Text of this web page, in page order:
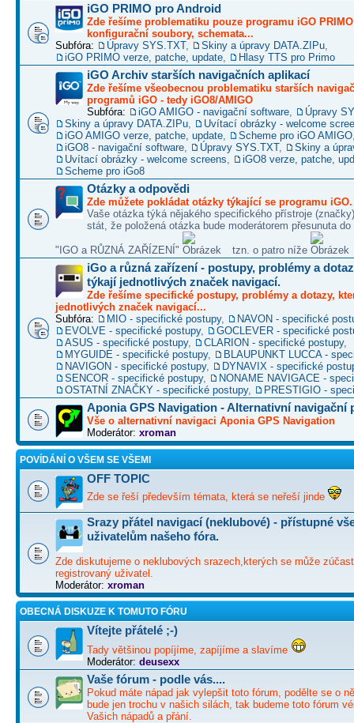
iGO PRIMO pro Android
Zde řešíme problematiku pouze programu iGO
konfigurační soubory, schemata...
Subfóra:
Úpravy SYS.TXT, Skiny a úpravy DATA.ZIPu
iGO PRIMO verze, patche, update
Hlasy TTS pro Primo
iGO Archiv starších navigačních aplikací
Zde řešíme všeobecnou problematiku starších
programů iGO - tedy iGO8/AMIGO
Subfóra:
iGO AMIGO - navigační software
Úpravy
Skiny a úpravy DATA.ZIPu
Uvítací obrázky - welcome
iGO AMIGO verze, patche, update
Scheme pro iGO AMIGO
iGO8 - navigační software
Úpravy SYS.TXT,
Skiny a
Uvítací obrázky - welcome screens
iGO8 verze, patche,
Scheme pro iGo8
Otázky a odpovědi
Zde můžete pokládat otázky týkající se programu iGO.
Vaše otázka týká nějakého specifického přístroje
stát, že položená otázka bude moderátorem přesunuta do
"IGO a RŮZNÁ ZAŘÍZENÍ" tzn. o patro níže
iGo a různá zařízení - postupy, problémy a
týkají jednotlivých značek navigací.
Zde řešíme specifické postupy, problémy a dotazy,
jednotlivých značek navigací...
Subfóra:
MIO - specifické postupy,
NAVON - specifické
EVOLVE - specifické postupy,
GOCLEVER - specifické
ASUS - specifické postupy, CLARION - specifické postupy,
MYGUIDE - specifické postupy,
BLAUPUNKT LUCCA -
NAVIGON - specifické postupy,
DYNAVIX - specifické
SENCOR - specifické postupy,
NONAME NAVIGACE -
OSTATNÍ ZNAČKY - specifické postupy, PRESTIGIO -
Aponia GPS Navigation - Alternativní navigační
Vše o alternativní navigaci Aponia GPS Navigation
Moderátor: xroman
POVÍDÁNÍ O VŠEM SE VŠEMI
OFF TOPIC
Zde se řeší především témata, která se neřeší jinde
Srazy přátel navigací (neklubové) - přístupné
uživatelům našeho fóra.
Zde diskutujeme o neklubových srazech,kterých se může
registrovaný uživatel.
Moderátor: xroman
OBECNÁ DISKUZE K TOMUTO FÓRU
Vítejte přátelé ;-)
Tady většinou popíjíme, zapíjíme a slavíme
Moderátor: deusexx
Vaše fórum - podle vás....
Pokud máte nápad jak vylepšit toto fórum, podělte se o
bude jen trochu v našich silách, tak budeme toto fórum
Vašich nápadů a přání.